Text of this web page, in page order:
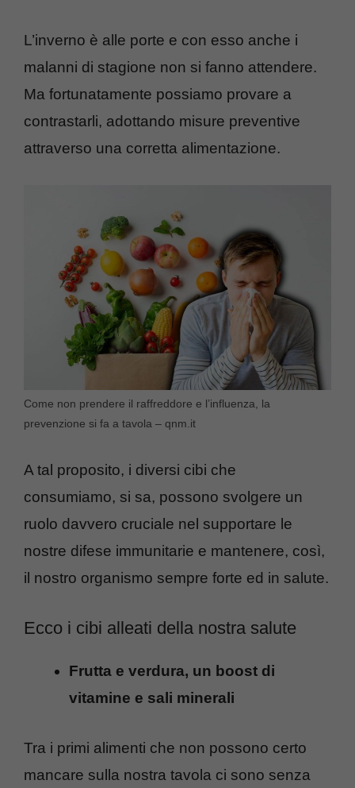
L’inverno è alle porte e con esso anche i
malanni di stagione non si fanno attendere.
Ma fortunatamente possiamo provare a
contrastarli, adottando misure preventive
attraverso una corretta alimentazione.
Come non prendere il raffreddore e l’influenza, la
prevenzione si fa a tavola – qnm.it
A tal proposito, i diversi cibi che
consumiamo, si sa, possono svolgere un
ruolo davvero cruciale nel supportare le
nostre difese immunitarie e mantenere, così,
il nostro organismo sempre forte ed in salute.
Ecco i cibi alleati della nostra salute
Frutta e verdura, un boost di
vitamine e sali minerali
Tra i primi alimenti che non possono certo
mancare sulla nostra tavola ci sono senza